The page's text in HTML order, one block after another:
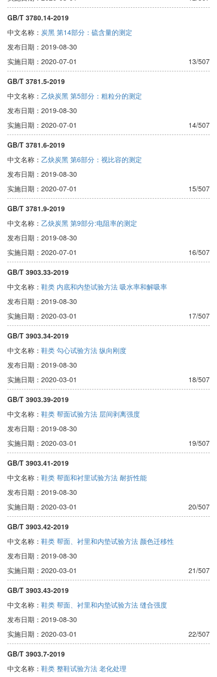
GB/T 3780.14-2019
中文名称： 炭黑 第14部分：硫含量的测定
发布日期：2019-08-30
实施日期：2020-07-01
13/507
GB/T 3781.5-2019
中文名称： 乙炔炭黑 第5部分：粗粒分的测定
发布日期：2019-08-30
实施日期：2020-07-01
14/507
GB/T 3781.6-2019
中文名称： 乙炔炭黑 第6部分：视比容的测定
发布日期：2019-08-30
实施日期：2020-07-01
15/507
GB/T 3781.9-2019
中文名称： 乙炔炭黑 第9部分:电阻率的测定
发布日期：2019-08-30
实施日期：2020-07-01
16/507
GB/T 3903.33-2019
中文名称： 鞋类 内底和内垫试验方法 吸水率和解吸率
发布日期：2019-08-30
实施日期：2020-03-01
17/507
GB/T 3903.34-2019
中文名称： 鞋类 勾心试验方法 纵向刚度
发布日期：2019-08-30
实施日期：2020-03-01
18/507
GB/T 3903.39-2019
中文名称： 鞋类 帮面试验方法 层间剥离强度
发布日期：2019-08-30
实施日期：2020-03-01
19/507
GB/T 3903.41-2019
中文名称： 鞋类 帮面和衬里试验方法 耐折性能
发布日期：2019-08-30
实施日期：2020-03-01
20/507
GB/T 3903.42-2019
中文名称： 鞋类 帮面、衬里和内垫试验方法 颜色迁移性
发布日期：2019-08-30
实施日期：2020-03-01
21/507
GB/T 3903.43-2019
中文名称： 鞋类 帮面、衬里和内垫试验方法 缝合强度
发布日期：2019-08-30
实施日期：2020-03-01
22/507
GB/T 3903.7-2019
中文名称： 鞋类 整鞋试验方法 老化处理